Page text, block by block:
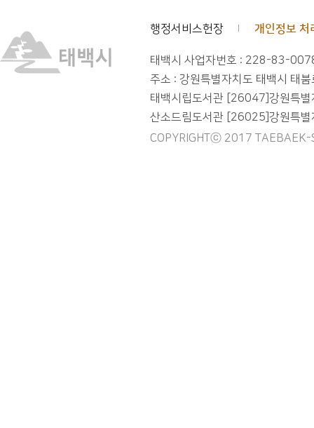
행정서비스헌장 개인정보 처
태백시 사업자번호 : 228-83-
주소 : 강원특별자치도 태백시
태백시립도서관 [26047]강원특
산소드림도서관 [26025]강원특
COPYRIGHTⓒ 2017 TAEBAEK-